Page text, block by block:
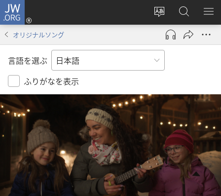
JW.ORG
サ
イ
ト
の
言
を
変
え
る
ロ
グ
ン
し
タ
ブ
で
く）
JW.ORG
の
検
メ
を
オリジナルソング
言語を選ぶ
ふりがなを表示